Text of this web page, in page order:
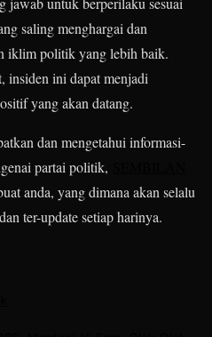
saling menghargai dan
iklim politik yang lebih baik.
insiden ini dapat menjadi
yang akan datang.
dan mengetahui informasi-
partai politik,
anda, yang dimana akan selalu
ter-update setiap harinya.